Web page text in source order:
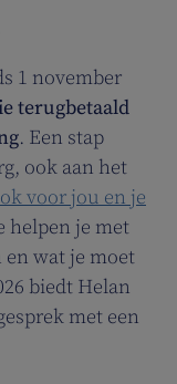
1 november
terugbetaald
. Een stap
ook aan het
voor jou en je
helpen je met
en wat je moet
biedt Helan
met een